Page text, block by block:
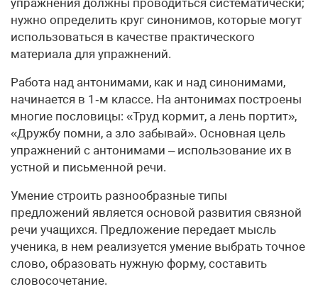
упражнения должны проводиться систематически;
нужно определить круг синонимов, которые могут
использоваться в качестве практического
материала для упражнений.
Работа над антонимами, как и над синонимами,
начинается в 1‑м классе. На антонимах построены
многие пословицы: «Труд кормит, а лень портит»,
«Дружбу помни, а зло забывай». Основная цель
упражнений с антонимами – использование их в
устной и письменной речи.
Умение строить разнообразные типы
предложений является основой развития связной
речи учащихся. Предложение передает мысль
ученика, в нем реализуется умение выбрать точное
слово, образовать нужную форму, составить
словосочетание.